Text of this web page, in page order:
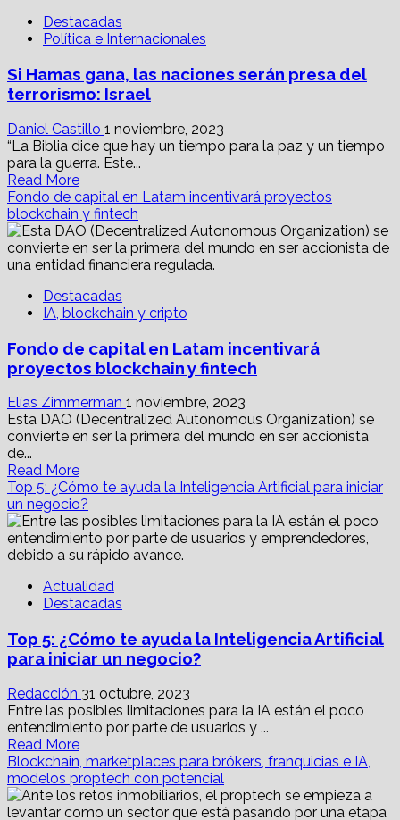
superará
el
de
dólares:
Destacadas
Política e Internacionales
Si Hamas gana, las naciones serán presa del
terrorismo: Israel
Daniel Castillo 1 noviembre, 2023
“La Biblia dice que hay un tiempo para la paz y un tiempo
para la guerra. Este...
Read MoreRead
more
about
Si
Hamas
gana,
naciones
serán
del
terrorismo:
Fondo de capital en Latam incentivará proyectos
blockchain y fintech
Destacadas
IA, blockchain y cripto
Fondo de capital en Latam incentivará
proyectos blockchain y fintech
Elías Zimmerman 1 noviembre, 2023
Esta DAO (Decentralized Autonomous Organization) se
convierte en ser la primera del mundo en ser accionista
de...
Read MoreRead
more
about
Fondo
de
capital
Latam
incentivará
blockchain
y
Top 5: ¿Cómo te ayuda la Inteligencia Artificial para iniciar
un negocio?
Actualidad
Destacadas
Top 5: ¿Cómo te ayuda la Inteligencia Artificial
para iniciar un negocio?
Redacción 31 octubre, 2023
Entre las posibles limitaciones para la IA están el poco
entendimiento por parte de usuarios y ...
Read MoreRead
more
about
Top
5:
Blockchain, marketplaces para brókers, franquicias e IA,
modelos proptech con potencial